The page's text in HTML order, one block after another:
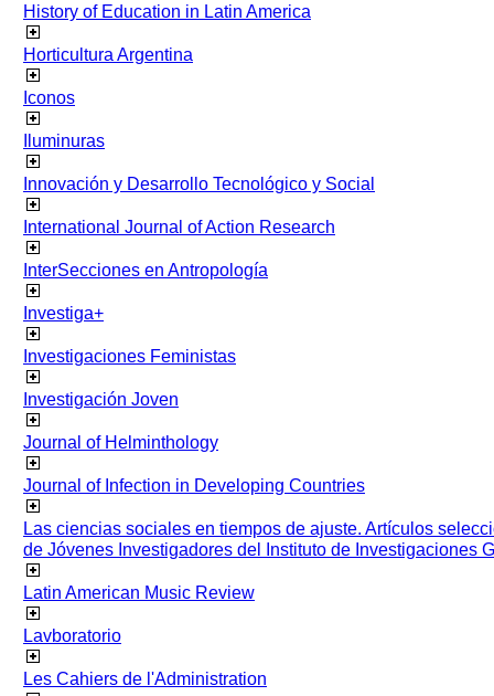
History of Education in Latin America
Horticultura Argentina
Iconos
Iluminuras
Innovación y Desarrollo Tecnológico y Social
International Journal of Action Research
InterSecciones en Antropología
Investiga+
Investigaciones Feministas
Investigación Joven
Journal of Helminthology
Journal of Infection in Developing Countries
Las ciencias sociales en tiempos de ajuste. Artículos
de Jóvenes Investigadores del Instituto de Investigaciones
Latin American Music Review
Lavboratorio
Les Cahiers de l'Administration